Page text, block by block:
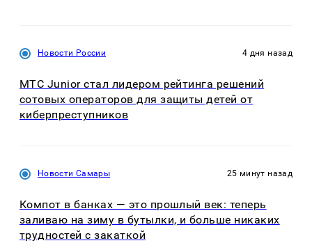
Новости России 4 дня назад
МТС Junior стал лидером рейтинга решений
сотовых операторов для защиты детей от
киберпреступников
Новости Самары 25 минут назад
Компот в банках — это прошлый век: теперь
заливаю на зиму в бутылки, и больше никаких
трудностей с закаткой